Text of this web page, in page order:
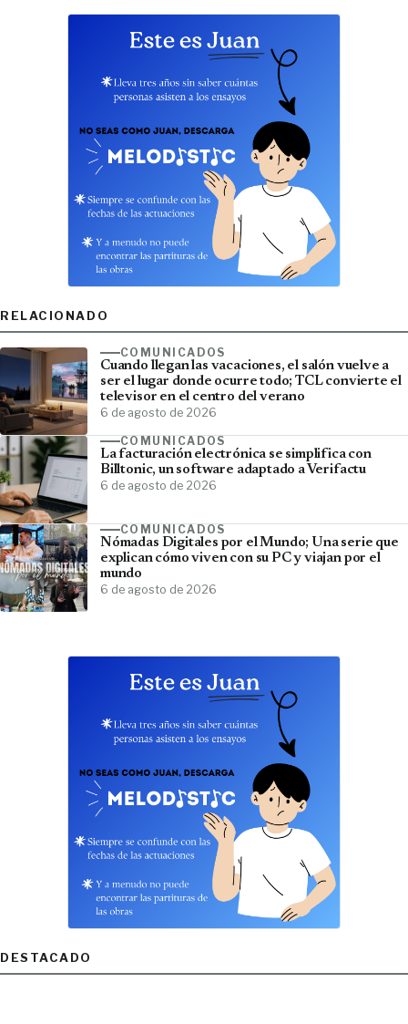
RELACIONADO
COMUNICADOS
Cuando llegan las vacaciones, el salón vuelve a
ser el lugar donde ocurre todo; TCL convierte el
televisor en el centro del verano
6 de agosto de 2026
COMUNICADOS
La facturación electrónica se simplifica con
Billtonic, un software adaptado a Verifactu
6 de agosto de 2026
COMUNICADOS
Nómadas Digitales por el Mundo; Una serie que
explican cómo viven con su PC y viajan por el
mundo
6 de agosto de 2026
DESTACADO